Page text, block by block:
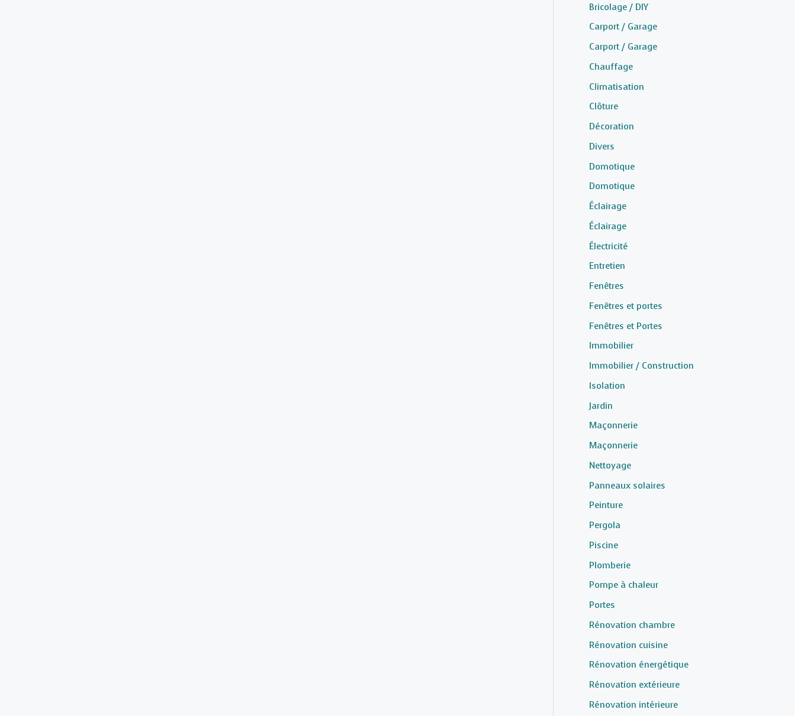
Bricolage / DIY
Carport / Garage
Carport / Garage
Chauffage
Climatisation
Clôture
Décoration
Divers
Domotique
Domotique
Éclairage
Éclairage
Électricité
Entretien
Fenêtres
Fenêtres et portes
Fenêtres et Portes
Immobilier
Immobilier / Construction
Isolation
Jardin
Maçonnerie
Maçonnerie
Nettoyage
Panneaux solaires
Peinture
Pergola
Piscine
Plomberie
Pompe à chaleur
Portes
Rénovation chambre
Rénovation cuisine
Rénovation énergétique
Rénovation extérieure
Rénovation intérieure